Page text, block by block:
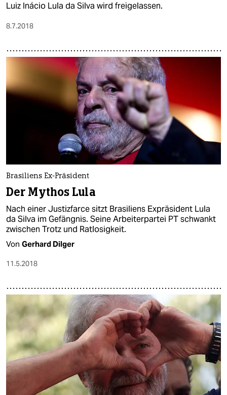
Luiz Inácio Lula da Silva wird freigelassen.
8.7.2018
Brasiliens Ex-Präsident
Der Mythos Lula
Nach einer Justizfarce sitzt Brasiliens Expräsident Lula
da Silva im Gefängnis. Seine Arbeiterpartei PT schwankt
zwischen Trotz und Ratlosigkeit.
Von Gerhard Dilger
11.5.2018